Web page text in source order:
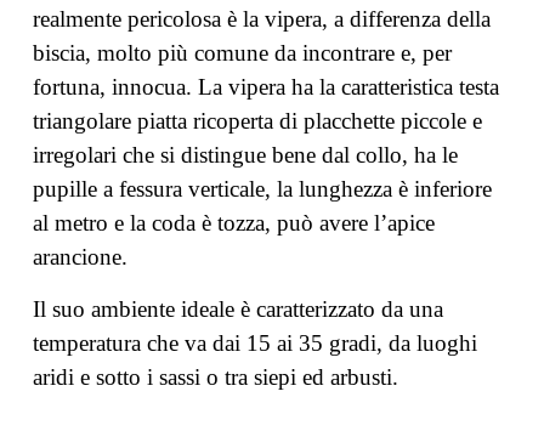
realmente pericolosa è la vipera, a differenza della
biscia, molto più comune da incontrare e, per
fortuna, innocua. La vipera ha la caratteristica testa
triangolare piatta ricoperta di placchette piccole e
irregolari che si distingue bene dal collo, ha le
pupille a fessura verticale, la lunghezza è inferiore
al metro e la coda è tozza, può avere l’apice
arancione.
Il suo ambiente ideale è caratterizzato da una
temperatura che va dai 15 ai 35 gradi, da luoghi
aridi e sotto i sassi o tra siepi ed arbusti.